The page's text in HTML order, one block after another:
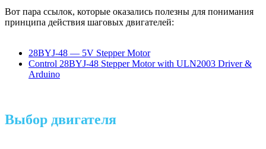
Вот пара ссылок, которые оказались полезны для понимания
принципа действия шаговых двигателей:
28BYJ-48 — 5V Stepper Motor
Control 28BYJ-48 Stepper Motor with ULN2003 Driver &
Arduino
Выбор двигателя